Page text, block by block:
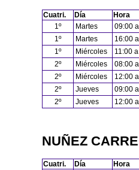
Cuatri. Día
Hora
1º
Martes
09:00
1º
Martes
16:00
1º
Miércoles
11:00
2º
Miércoles
08:00
2º
Miércoles
12:00
2º
Jueves
09:00
2º
Jueves 12:00
NUÑEZ
Cuatri. Día
Hora